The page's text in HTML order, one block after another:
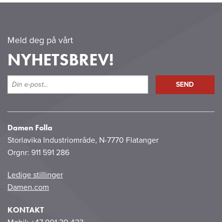
Meld deg på vårt
NYHETSBREV!
Damen Folla
Storlavika Industriområde, N-7770 Flatanger
Orgnr: 911 591 286
Ledige stillinger
Damen.com
KONTAKT